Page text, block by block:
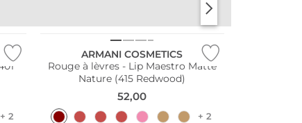
AQUATIQUE
POUDRÉS
+ 2
ARMANI COSMETICS
Rouge à lèvres - Lip Maestro Matte
Nature (415 Redwood)
52,00
+ 2